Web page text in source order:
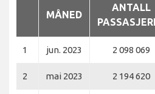
MÅNED
ANTALL
1 jun. 2023 2 098 069
2 mai 2023 2 194 620